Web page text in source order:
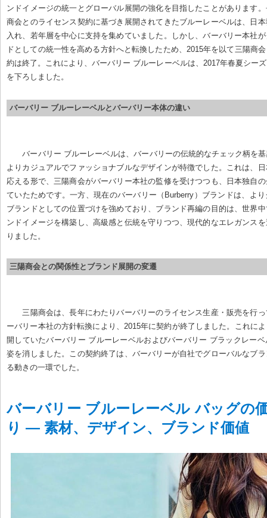
ンドイメージの統一とグローバル展開の強化を目指したことがあります
商会とのライセンス契約に基づき展開されてきたブルーレーベルは、日
入れ、若年層を中心に支持を集めていました。しかし、バーバリー本社
ドとしての統一性を高める方針へと転換したため、2015年を以て三陽商
約は終了。これにより、バーバリー ブルーレーベルは、2017年春夏シー
を下ろしました。
バーバリー ブルーレーベルとバーバリー本体の違い
バーバリー ブルーレーベルは、バーバリーの伝統的なチェック柄を
よりカジュアルでファッショナブルなデザインが特徴でした。これは、
応える形で、三陽商会がバーバリー本社の監修を受けつつも、日本独自
ていたためです。一方、現在のバーバリー（Burberry）ブランドは、よ
ブランドとしての位置づけを強めており、ブランド再編の目的は、世界
ンドイメージを構築し、高級感と伝統を守りつつ、現代的なエレガンス
りました。
三陽商会との関係性とブランド展開の変遷
三陽商会は、長年にわたりバーバリーのライセンス生産・販売を行
ーバリー本社の方針転換により、2015年に契約が終了しました。これに
開していたバーバリー ブルーレーベルおよびバーバリー ブラックレー
姿を消しました。この契約終了は、バーバリーが自社でグローバルなブ
る動きの一環でした。
バーバリー ブルーレーベル バッグの
り — 素材、デザイン、ブランド価値